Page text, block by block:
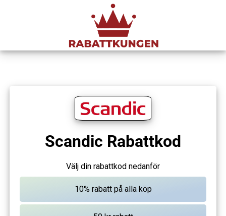
Scandic Rabattkod
Välj din rabattkod nedanför